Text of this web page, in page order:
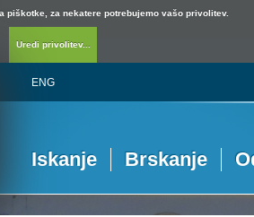
piškotke, za nekatere potrebujemo vašo privolitev.
Uredi privolitev...
ENG
Iskanje Brskanje